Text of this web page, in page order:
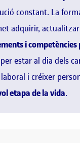
constant. La
adquirir,
i
estar al dia dels
i créixer
etapa de la vida.